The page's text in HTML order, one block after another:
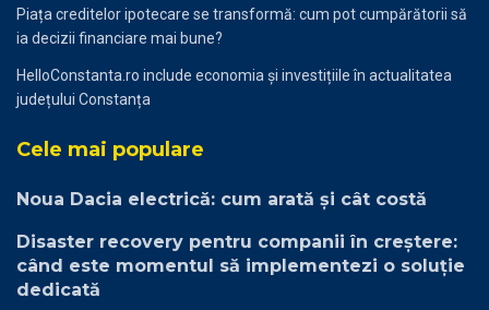
Piața creditelor ipotecare se transformă: cum pot cumpărătorii să
ia decizii financiare mai bune?
HelloConstanta.ro include economia și investițiile în actualitatea
județului Constanța
Cele mai populare
Noua Dacia electrică: cum arată și cât costă
Disaster recovery pentru companii în creștere:
când este momentul să implementezi o soluție
dedicată